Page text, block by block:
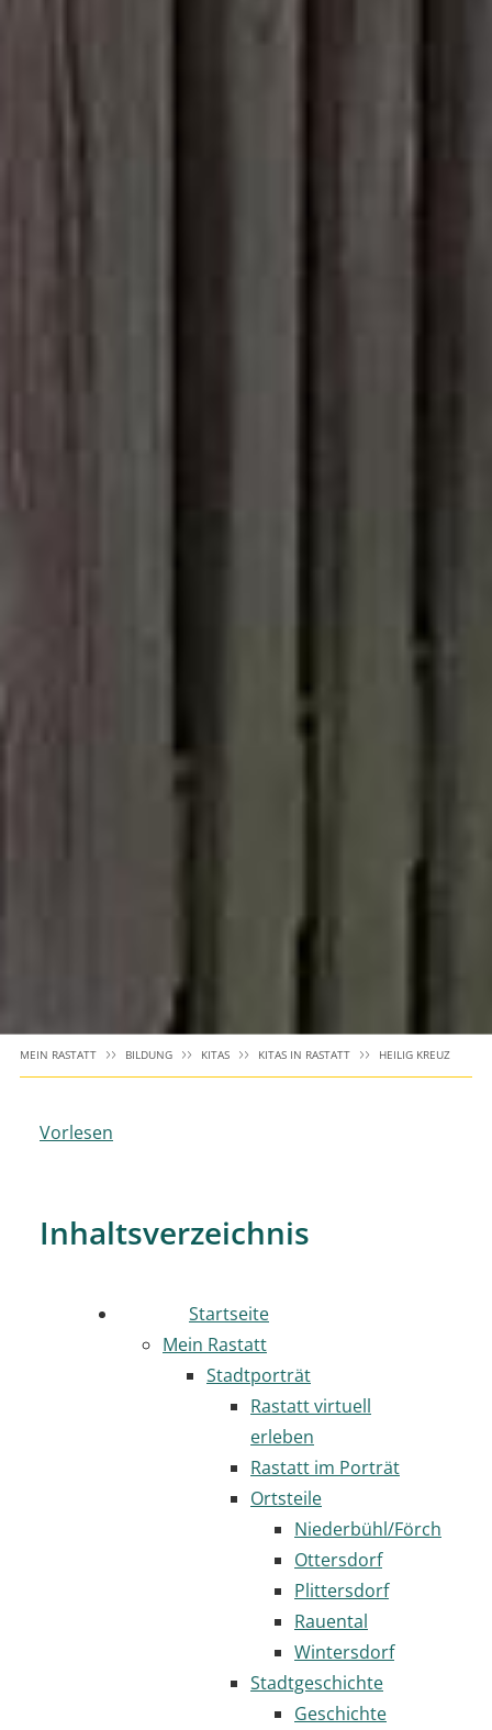
MEIN RASTATT BILDUNG KITAS KITAS IN RASTATT HEILIG KREUZ
Vorlesen
Inhaltsverzeichnis
Startseite
Mein Rastatt
Stadtporträt
Rastatt virtuell
erleben
Rastatt im Porträt
Ortsteile
Niederbühl/Förch
Ottersdorf
Plittersdorf
Rauental
Wintersdorf
Stadtgeschichte
Geschichte